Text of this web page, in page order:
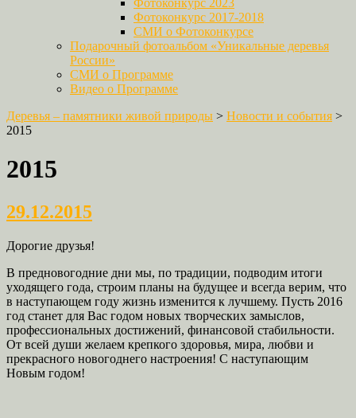
Фотоконкурс 2017-2018
СМИ о Фотоконкурсе
Подарочный фотоальбом «Уникальные деревья
России»
СМИ о Программе
Видео о Программе
Деревья – памятники живой природы > Новости и события >
2015
2015
29.12.2015
Дорогие друзья!
В предновогодние дни мы, по традиции, подводим итоги
уходящего года, строим планы на будущее и всегда верим, что
в наступающем году жизнь изменится к лучшему. Пусть 2016
год станет для Вас годом новых творческих замыслов,
профессиональных достижений, финансовой стабильности.
От всей души желаем крепкого здоровья, мира, любви и
прекрасного новогоднего настроения! С наступающим
Новым годом!